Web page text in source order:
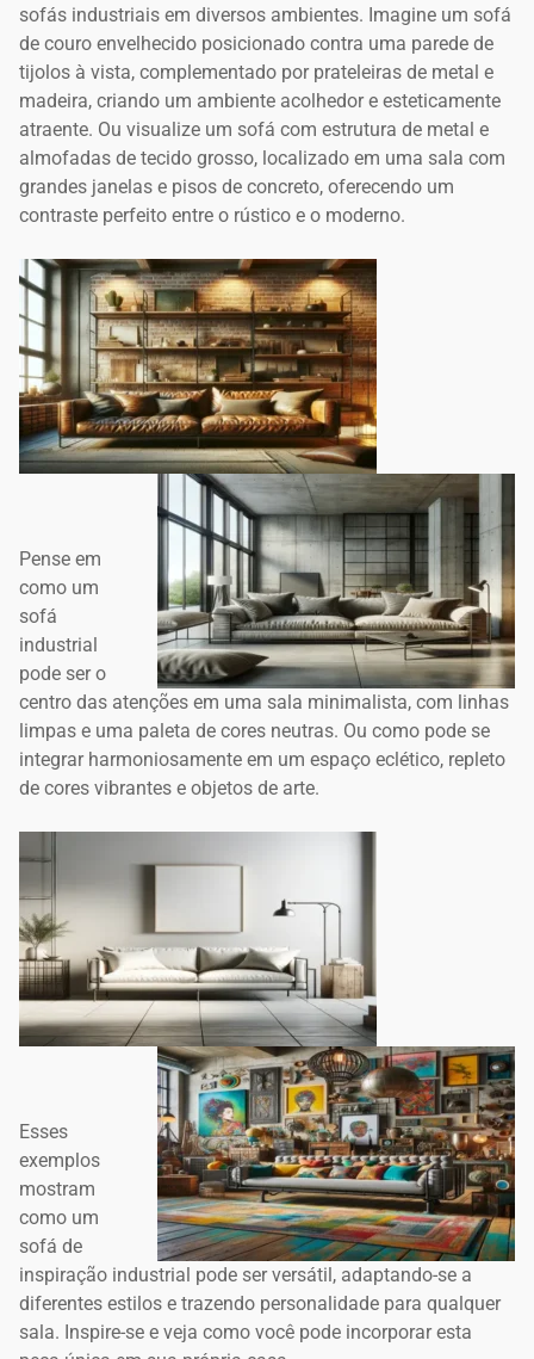
sofás industriais em diversos ambientes. Imagine um sofá
de couro envelhecido posicionado contra uma parede de
tijolos à vista, complementado por prateleiras de metal e
madeira, criando um ambiente acolhedor e esteticamente
atraente. Ou visualize um sofá com estrutura de metal e
almofadas de tecido grosso, localizado em uma sala com
grandes janelas e pisos de concreto, oferecendo um
contraste perfeito entre o rústico e o moderno.
Pense em
como um
sofá
industrial
pode ser o
centro das atenções em uma sala minimalista, com linhas
limpas e uma paleta de cores neutras. Ou como pode se
integrar harmoniosamente em um espaço eclético, repleto
de cores vibrantes e objetos de arte.
Esses
exemplos
mostram
como um
sofá de
inspiração industrial pode ser versátil, adaptando-se a
diferentes estilos e trazendo personalidade para qualquer
sala. Inspire-se e veja como você pode incorporar esta